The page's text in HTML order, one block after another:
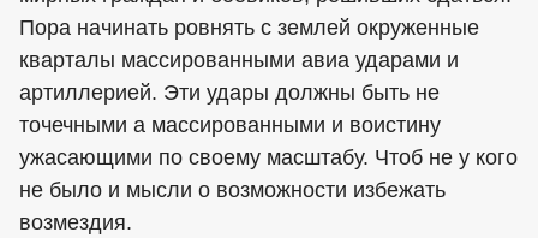
Пора начинать ровнять с землей окруженные
кварталы массированными авиа ударами и
артиллерией. Эти удары должны быть не
точечными а массированными и воистину
ужасающими по своему масштабу. Чтоб не у кого
не было и мысли о возможности избежать
возмездия.